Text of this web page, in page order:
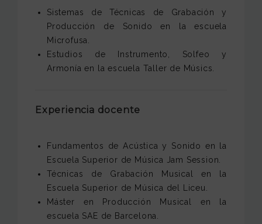
Sistemas de Técnicas de Grabación y
Producción de Sonido en la escuela
Microfusa.
Estudios de Instrumento, Solfeo y
Armonía en la escuela Taller de Músics.
Experiencia docente
Fundamentos de Acústica y Sonido en la
Escuela Superior de Música Jam Session.
Técnicas de Grabación Musical en la
Escuela Superior de Música del Liceu.
Máster en Producción Musical en la
escuela SAE de Barcelona.